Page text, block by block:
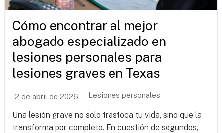
Cómo encontrar al mejor
abogado especializado en
lesiones personales para
lesiones graves en Texas
2 de abril de 2026 Lesiones personales
Una lesión grave no solo trastoca tu vida, sino que la
transforma por completo. En cuestión de segundos,